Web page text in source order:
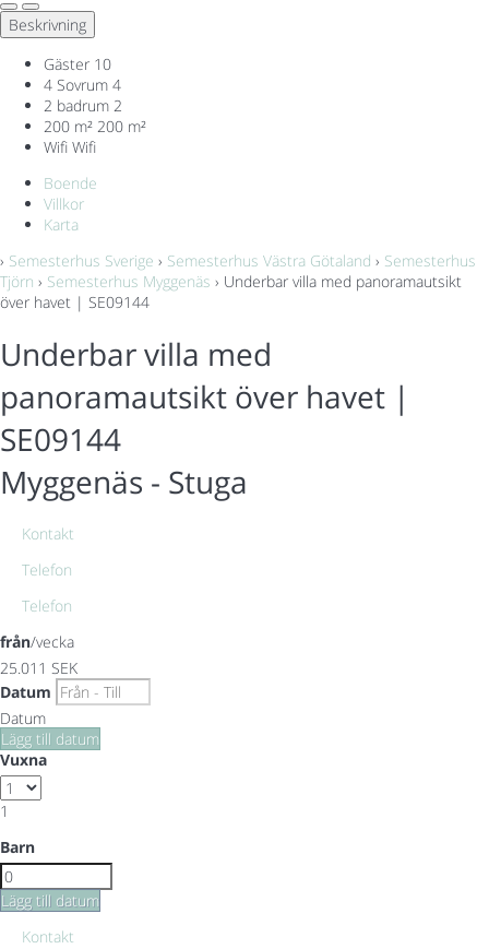
Beskrivning
Gäster 10
4 Sovrum 4
2 badrum 2
200 m² 200 m²
Wifi Wifi
Boende
Villkor
Karta
› Semesterhus Sverige › Semesterhus Västra Götaland › Semesterhus
Tjörn › Semesterhus Myggenäs › Underbar villa med panoramautsikt
över havet | SE09144
Underbar villa med
panoramautsikt över havet |
SE09144
Myggenäs - Stuga
Kontakt
Telefon
Telefon
från/vecka
25.011 SEK
Datum
Datum
Lägg till datum
Vuxna
1
Barn
Lägg till datum
Kontakt